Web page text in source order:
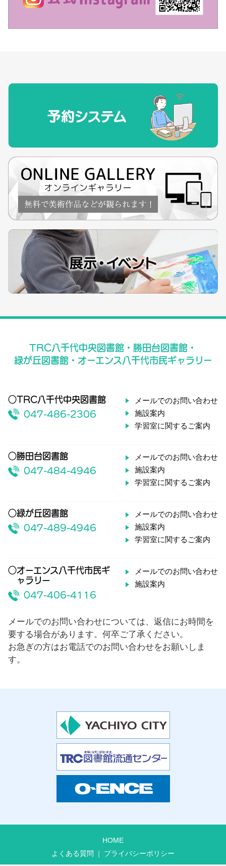
TRC八千代中央図書館・勝田台図書館・
緑が丘図書館・オーエンス八千代市民ギャラリー
○TRC八千代中央図書館
047-486-2306
メールでのお問い合わせ
施設案内
学習室に関するご案内
○勝田台図書館
047-484-4946
メールでのお問い合わせ
施設案内
学習室に関するご案内
○緑が丘図書館
047-489-4946
メールでのお問い合わせ
施設案内
学習室に関するご案内
○オーエンス八千代市民ギ
ャラリー
047-406-4116
メールでのお問い合わせ
施設案内
メールでのお問い合わせについては、返信にお時間を
要する場合があります。何卒ご了承ください。
お急ぎの方はお電話でのお問い合わせをお願いしま
す。
HOME
よくある質問
プライバシーポリシー